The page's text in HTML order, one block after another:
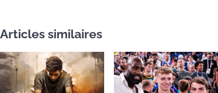
Articles similaires